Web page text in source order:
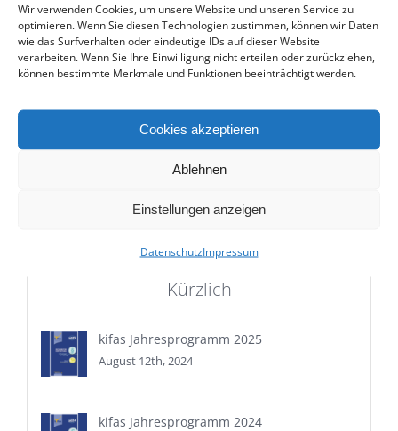
Wir verwenden Cookies, um unsere Website und unseren Service zu
optimieren. Wenn Sie diesen Technologien zustimmen, können wir Daten
wie das Surfverhalten oder eindeutige IDs auf dieser Website
verarbeiten. Wenn Sie Ihre Einwilligung nicht erteilen oder zurückziehen,
können bestimmte Merkmale und Funktionen beeinträchtigt werden.
Cookies akzeptieren
Ablehnen
Einstellungen anzeigen
DatenschutzImpressum
Vonprojektkifas | April 1st, 2021 | Kifas Neuigkeiten |
Kommentare
Kürzlich
kifas Jahresprogramm 2025
August 12th, 2024
kifas Jahresprogramm 2024